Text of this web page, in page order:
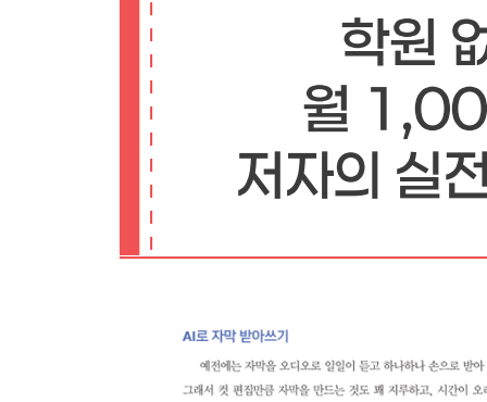
LESSON 02 이렇게 하면 채널이 급격히 성장한대
클릭률을 높이는 방법
시청 지속 시간을 늘리는 방법
LESSON 03 숏폼이 중요할까요? 롱폼이 중요할까
채널 성장의 진또배기는 롱폼이다
2 지인들에게 채널을 알려주지 말자
3 공개 채팅방과 커뮤니티에서 품앗이하지 말자
4 구글 애드센스로만 돈 벌 생각하지 말자